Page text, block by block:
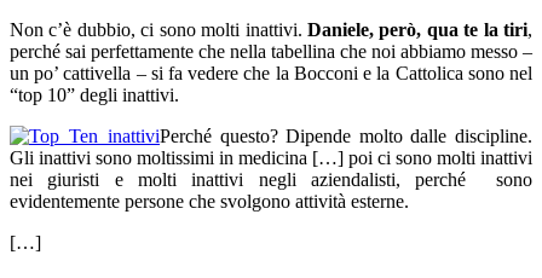
Non c’è dubbio, ci sono molti inattivi. Daniele, però, qua te la tiri,
perché sai perfettamente che nella tabellina che noi abbiamo messo –
un po’ cattivella – si fa vedere che la Bocconi e la Cattolica sono nel
“top 10” degli inattivi.
Perché questo? Dipende molto dalle discipline.
Gli inattivi sono moltissimi in medicina […] poi ci sono molti inattivi
nei giuristi e molti inattivi negli aziendalisti, perché sono
evidentemente persone che svolgono attività esterne.
[…]